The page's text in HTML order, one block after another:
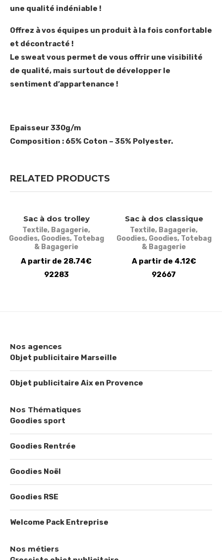
une qualité indéniable !
Offrez à vos équipes un produit à la fois confortable
et décontracté !
Le sweat vous permet de vous offrir une visibilité
de qualité, mais surtout de développer le
sentiment d’appartenance !
Epaisseur 330g/m
Composition : 65% Coton – 35% Polyester.
RELATED PRODUCTS
Sac à dos trolley
Textile, Bagagerie,
Goodies, Goodies, Totebag
& Bagagerie
A partir de 28.74€
92283
Sac à dos classique
Textile, Bagagerie,
Goodies, Goodies, Totebag
& Bagagerie
A partir de 4.12€
92667
Nos agences
Objet publicitaire Marseille
Objet publicitaire Aix en Provence
Nos Thématiques
Goodies sport
Goodies Rentrée
Goodies Noël
Goodies RSE
Welcome Pack Entreprise
Nos métiers